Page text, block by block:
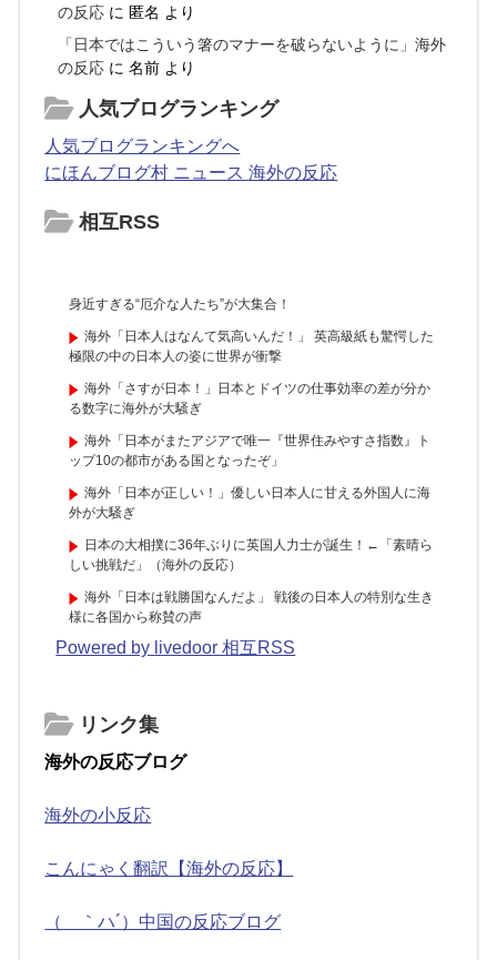
の反応 に 匿名 より
「日本ではこういう箸のマナーを破らないように」海外
の反応 に名前 より
人気ブログランキング
人気ブログランキングへ
にほんブログ村 ニュース 海外の反応
相互RSS
身近すぎる“厄介な人たち”が大集合！
海外「日本人はなんて気高いんだ！」 英高級紙も驚愕した
極限の中の日本人の姿に世界が衝撃
海外「さすが日本！」日本とドイツの仕事効率の差が分か
る数字に海外が大騒ぎ
海外「日本がまたアジアで唯一『世界住みやすさ指数』ト
ップ10の都市がある国となったぞ」
海外「日本が正しい！」優しい日本人に甘える外国人に海
外が大騒ぎ
日本の大相撲に36年ぶりに英国人力士が誕生！←「素晴ら
しい挑戦だ」（海外の反応）
海外「日本は戦勝国なんだよ」 戦後の日本人の特別な生き
様に各国から称賛の声
Powered by livedoor 相互RSS
リンク集
海外の反応ブログ
海外の小反応
こんにゃく翻訳【海外の反応】
（ ｀ハ´）中国の反応ブログ